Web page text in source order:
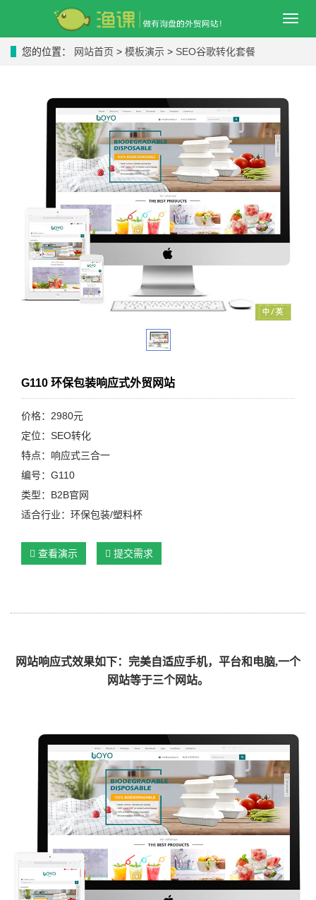
导
您的位置： 网站首页 > 模板演示 > SEO谷歌转化套餐
G110 环保包装响应式外贸网站
价格：2980元
定位：SEO转化
特点：响应式三合一
编号：G110
类型：B2B官网
适合行业：环保包装/塑料杯
查看演示 提交需求
网站响应式效果如下：完美自适应手机，平台和电脑,一个
网站等于三个网站。